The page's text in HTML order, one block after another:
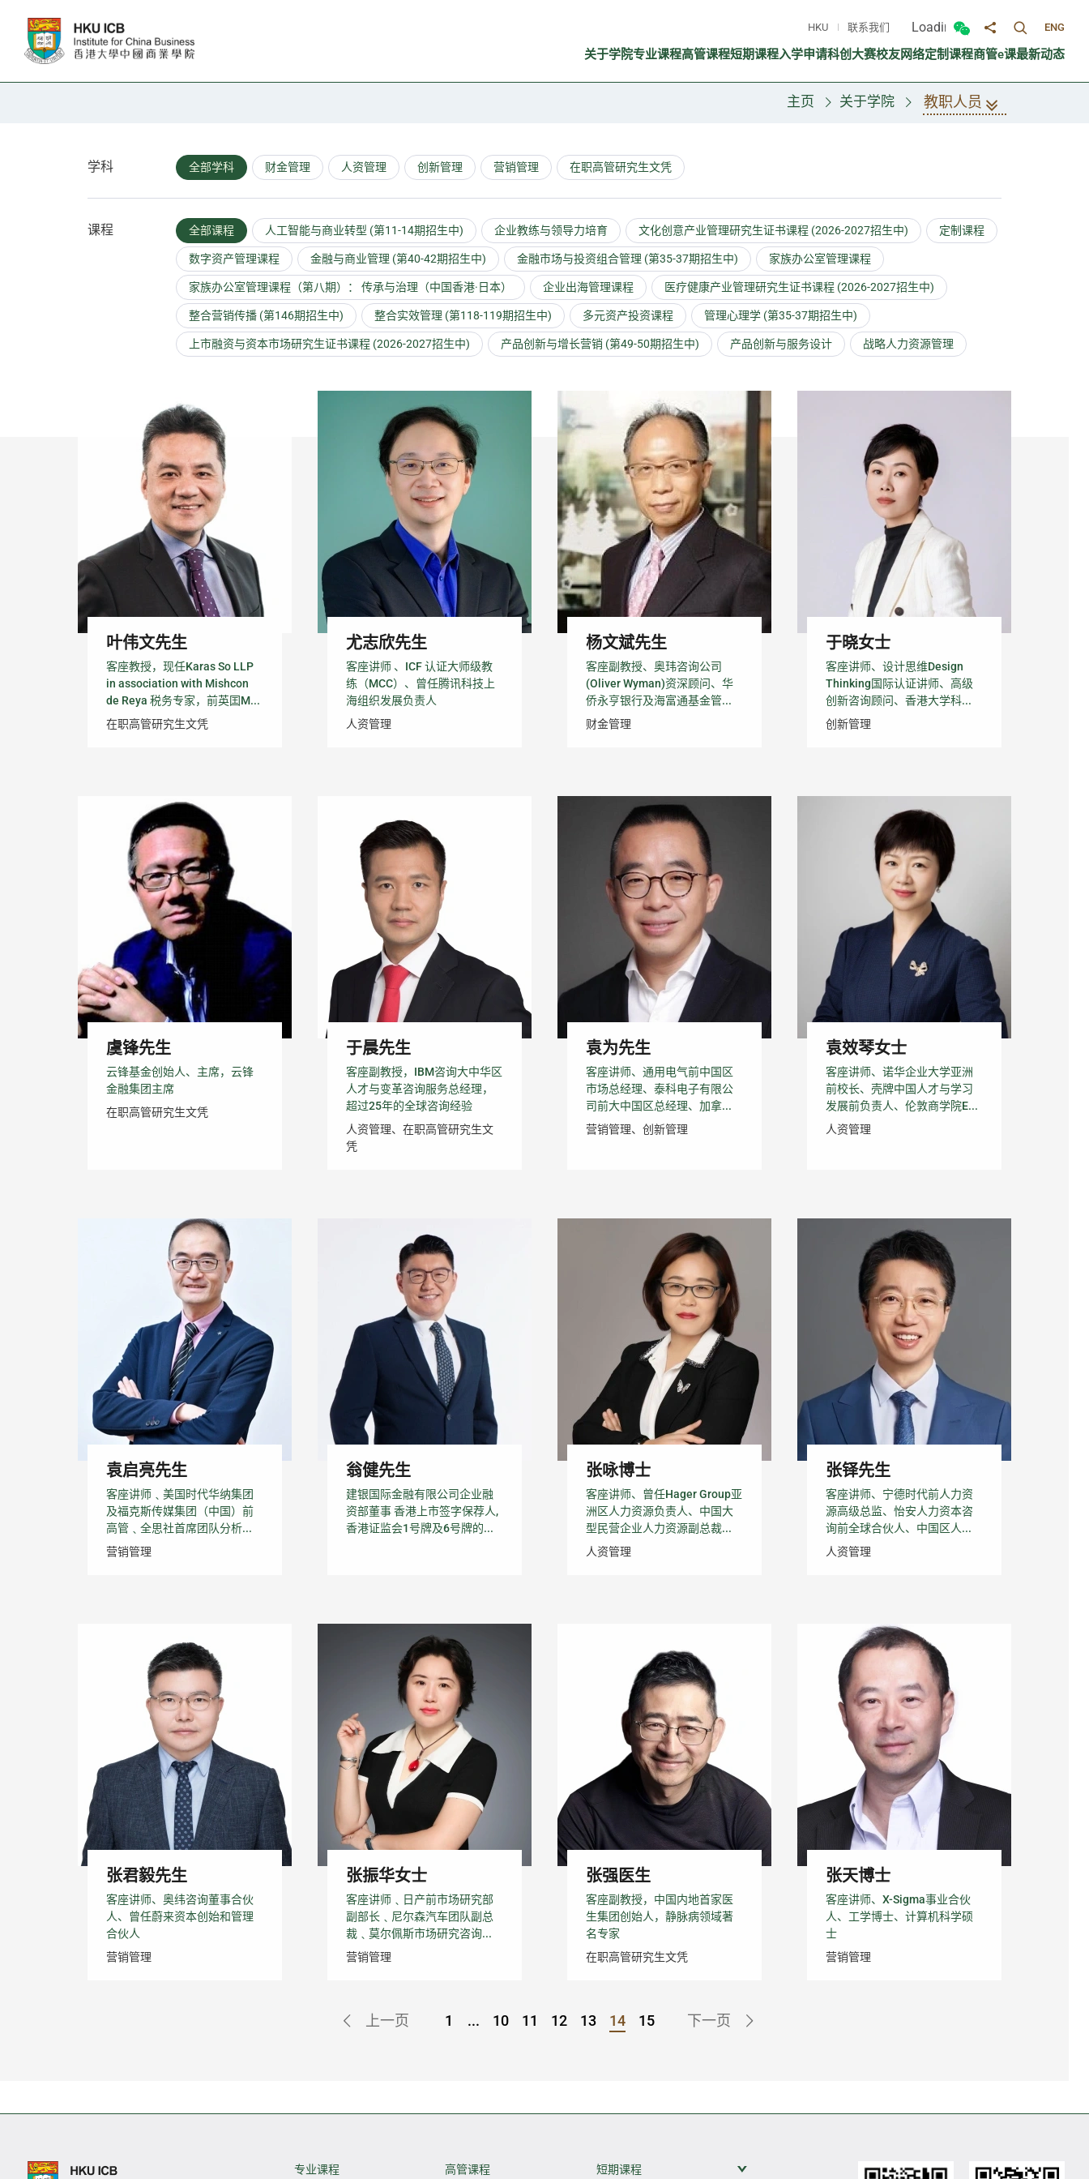
HKU 联系我们 Loading...
切换微信面板
分享至切换搜寻面
ENG
关于学院专业课程高管课程短期课程入学申请科创大赛校友网络定制课程商管e课最新动态
主页 关于学院 教职人员
教职人员
学科 全部学科 财金管理 人资管理 创新管理 营销管理 在职高管研究生文凭
课程 全部课程 人工智能与商业转型 (第11-14期招生中) 企业教练与领导力培育 文化创意产业管理研究生证书课程 (2026-2027招生中) 定制课程
数字资产管理课程 金融与商业管理 (第40-42期招生中) 金融市场与投资组合管理 (第35-37期招生中) 家族办公室管理课程
家族办公室管理课程（第八期）： 传承与治理（中国香港·日本） 企业出海管理课程 医疗健康产业管理研究生证书课程 (2026-2027招生中)
整合营销传播 (第146期招生中) 整合实效管理 (第118-119期招生中) 多元资产投资课程 管理心理学 (第35-37期招生中)
上市融资与资本市场研究生证书课程 (2026-2027招生中) 产品创新与增长营销 (第49-50期招生中) 产品创新与服务设计 战略人力资源管理
叶伟文先生
客座教授，现任Karas So LLP
in association with Mishcon
de Reya 税务专家，前英囯M...
在职高管研究生文凭
尤志欣先生
客座讲师 、ICF 认证大师级教
练（MCC）、曾任腾讯科技上
海组织发展负责人
人资管理
杨文斌先生
客座副教授、奥玮咨询公司
(Oliver Wyman)资深顾问、华
侨永亨银行及海富通基金管...
财金管理
于晓女士
客座讲师、设计思维Design
Thinking国际认证讲师、高级
创新咨询顾问、香港大学科...
创新管理
虞锋先生
云锋基金创始人、主席，云锋
金融集团主席
在职高管研究生文凭
于晨先生
客座副教授，IBM咨询大中华区
人才与变革咨询服务总经理，
超过25年的全球咨询经验
人资管理、在职高管研究生文
凭
袁为先生
客座讲师、通用电气前中国区
市场总经理、泰科电子有限公
司前大中国区总经理、加拿...
营销管理、创新管理
袁效琴女士
客座讲师、诺华企业大学亚洲
前校长、壳牌中国人才与学习
发展前负责人、伦敦商学院E...
人资管理
袁启亮先生
客座讲师﹑美国时代华纳集团
及福克斯传媒集团（中国）前
高管﹑全思社首席团队分析...
营销管理
翁健先生
建银国际金融有限公司企业融
资部董事 香港上市签字保荐人,
香港证监会1号牌及6号牌的...
张咏博士
客座讲师、曾任Hager Group亚
洲区人力资源负责人、中国大
型民营企业人力资源副总裁...
人资管理
张铎先生
客座讲师、宁德时代前人力资
源高级总监、怡安人力资本咨
询前全球合伙人、中国区人...
人资管理
张君毅先生
客座讲师、奥纬咨询董事合伙
人、曾任蔚来资本创始和管理
合伙人
营销管理
张振华女士
客座讲师﹑日产前市场研究部
副部长﹑尼尔森汽车团队副总
裁﹑莫尔佩斯市场研究咨询...
营销管理
张强医生
客座副教授，中国内地首家医
生集团创始人，静脉病领域著
名专家
在职高管研究生文凭
张天博士
客座讲师、X-Sigma事业合伙
人、工学博士、计算机科学硕
士
营销管理
上一页 Go to Page
1 ... 10 11 12 13 14 Go to Page
15 下一页
专业课程 高管课程 短期课程